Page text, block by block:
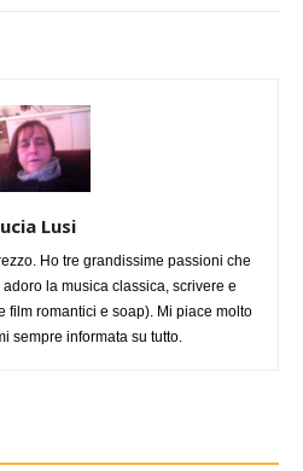
Lusi
Ho tre grandissime passioni che
la musica classica, scrivere e
film romantici e soap). Mi piace molto
sempre informata su tutto.